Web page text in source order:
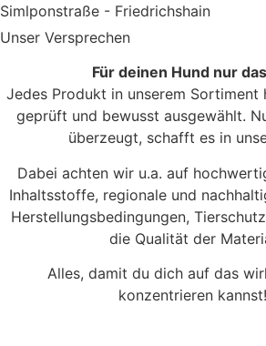
Simlponstraße - Friedrichshain
Unser Versprechen
Für deinen Hund nur
Jedes Produkt in unserem
geprüft und bewusst ausgewählt.
überzeugt, schafft es in
Dabei achten wir u.a. auf
Inhaltsstoffe, regionale und
Herstellungsbedingungen,
die Qualität der
Alles, damit du dich auf das
konzentrieren